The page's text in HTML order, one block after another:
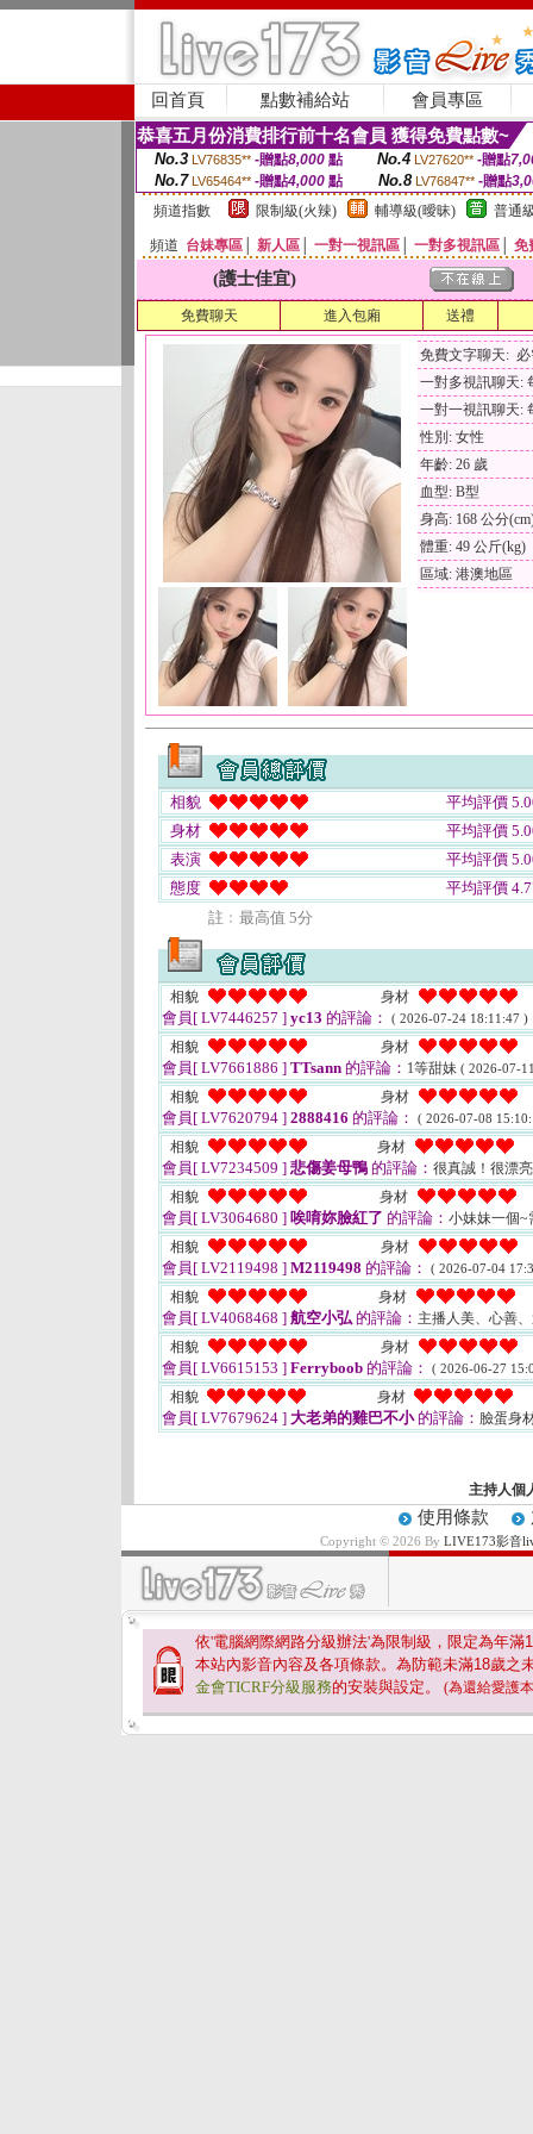
回首頁 點數補給站 會員專區
恭喜五月份消費排行前十名會員 獲得免費點數~
No.3 LV76835** -贈點8,000點 No.4 LV27620** -贈點
No.7 LV65464** -贈點4,000 點 No.8 LV76847** -贈點
頻道指數
限制級(火辣) 輔導級(曖昧) 普通
頻道 台妹專區 新人區 一對一視訊區 一對多視訊區 免
(護士佳宜)
免費聊天 進入包廂 送禮
免費文字聊天:
一對多視訊聊天:
一對一視訊聊天:
性別: 女性
年齡: 26 歲
血型: B型
身高: 168 公分
體重: 49 公斤(kg)
區域: 港澳地區
相貌
平均評價
身材
平均評價
表演
平均評價
態度
平均評價
註﹕最高值 5分
相貌 身材
會員[ LV7446257 ] yc13 的評論： ( 2026-07-24 18:11:47 )
相貌 身材
會員[ LV7661886 ] TTsann 的評論： 1等甜妹 ( 2026-07-
相貌 身材
會員[ LV7620794 ] 2888416 的評論： ( 2026-07-08
相貌 身材
會員[ LV7234509 ] 悲傷姜母鴨 的評論： 很真誠！很漂
相貌
身材
會員[ LV3064680 ] 唉唷妳臉紅了 的評論： 小妹妹一個
相貌
身材
會員[ LV2119498 ] M2119498 的評論： ( 2026-07-04
相貌 身材
會員[ LV4068468 ] 航空小弘 的評論： 主播人美、心善
相貌
身材
會員[ LV6615153 ] Ferryboob 的評論： ( 2026-06-27
相貌 身材
會員[ LV7679624 ] 大老弟的雞巴不小的評論： 臉蛋身
主持人個
使用條款
Copyright © 2026 By LIVE173影音
依'電腦網際網路分級辦法'為限制級，限定為年滿
本站內影音內容及各項條款。為防範未滿18歲之
金會TICRF分級服務的安裝與設定。 (為還給愛護